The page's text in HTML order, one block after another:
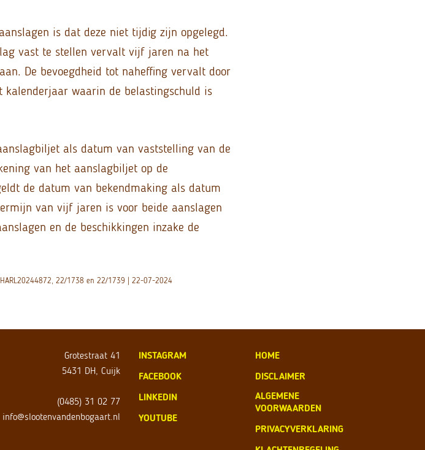
is dat deze niet tijdig zijn opgelegd.
vast te stellen vervalt vijf jaren na het
De bevoegdheid tot naheffing vervalt door
waarin de belastingschuld is
als datum van vaststelling van de
van het aanslagbiljet op de
de datum van bekendmaking als datum
van vijf jaren is voor beide aanslagen
en de beschikkingen inzake de
22/1738 en 22/1739 | 22-07-2024
Grotestraat 41
5431 DH, Cuijk
(0485) 31 02 77
info@slootenvandenbogaart.nl
INSTAGRAM
FACEBOOK
LINKEDIN
YOUTUBE
HOME
DISCLAIMER
ALGEMENE
VOORWAARDEN
PRIVACYVERKLARING